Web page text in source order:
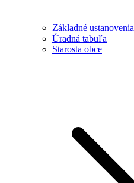
Základné ustanovenia
Úradná tabuľa
Starosta obce